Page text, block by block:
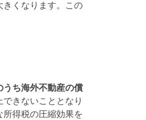
きくなります。この
うち海外不動産の償
きないこととなり
得税の圧縮効果を